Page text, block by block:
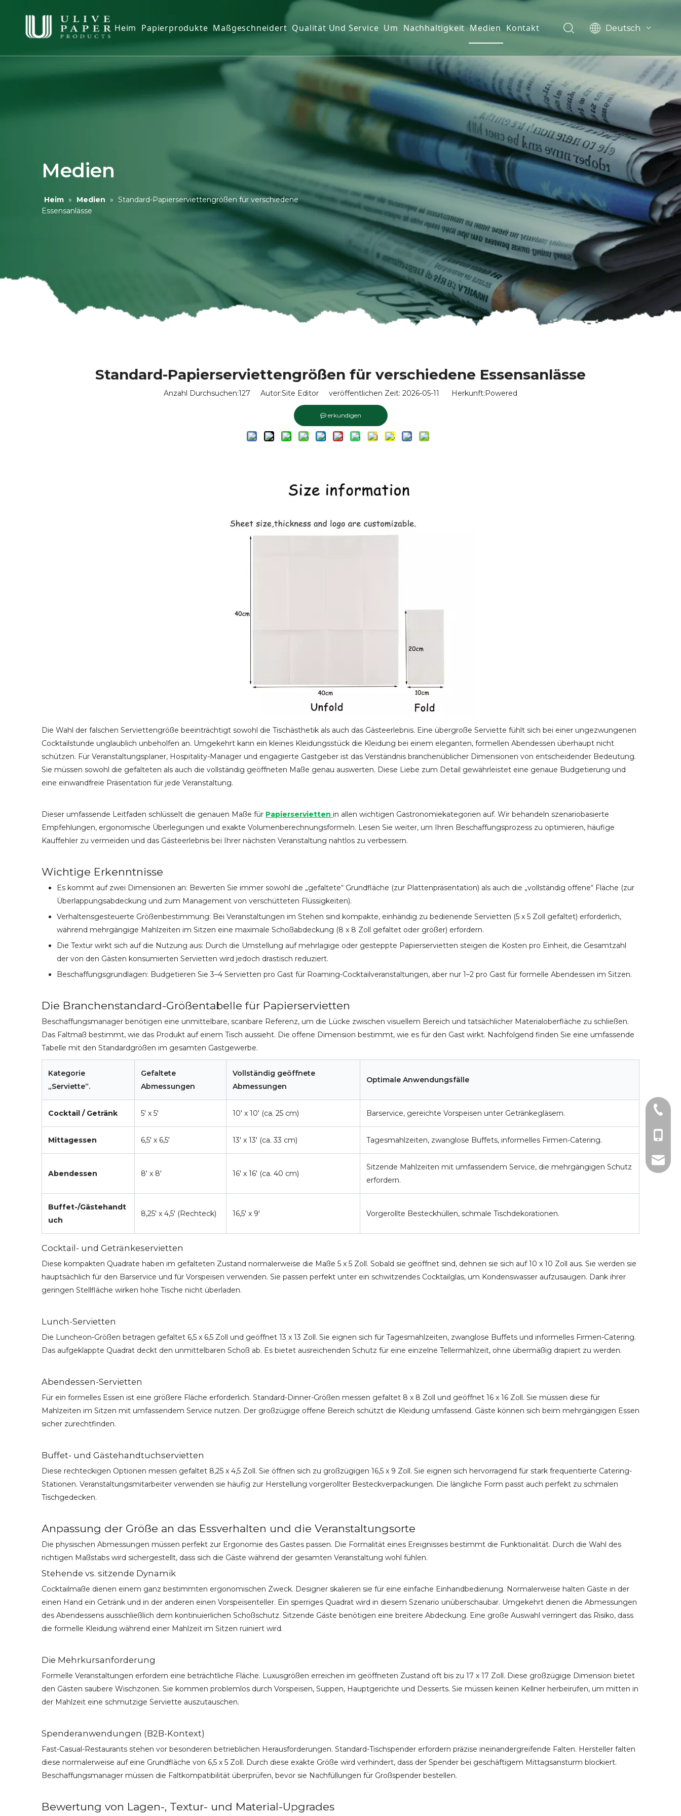
Heim Papierprodukte
Feuchttücher
Maßgeschneidert Qualität Und Service Um Nachhaltigkeit Medien Kontakt
Deutsch
العربية
Pусский
Español
Português
한국어
Filipino
românesc
svenska
Medien
Heim » Medien » Standard-Papierserviettengrößen für verschiedene
Essensanlässe
Standard-Papierserviettengrößen für verschiedene Essensanlässe
Anzahl Durchsuchen:127 Autor:Site Editor veröffentlichen Zeit: 2026-05-11 Herkunft:Powered
erkundigen
Die Wahl der falschen Serviettengröße beeinträchtigt sowohl die Tischästhetik als auch das Gästeerlebnis. Eine übergroße Serviette fühlt sich bei einer ungezwungenen
Cocktailstunde unglaublich unbeholfen an. Umgekehrt kann ein kleines Kleidungsstück die Kleidung bei einem eleganten, formellen Abendessen überhaupt nicht
schützen. Für Veranstaltungsplaner, Hospitality-Manager und engagierte Gastgeber ist das Verständnis branchenüblicher Dimensionen von entscheidender Bedeutung.
Sie müssen sowohl die gefalteten als auch die vollständig geöffneten Maße genau auswerten. Diese Liebe zum Detail gewährleistet eine genaue Budgetierung und
eine einwandfreie Präsentation für jede Veranstaltung.
Dieser umfassende Leitfaden schlüsselt die genauen Maße für Papierservietten in allen wichtigen Gastronomiekategorien auf. Wir behandeln szenariobasierte
Empfehlungen, ergonomische Überlegungen und exakte Volumenberechnungsformeln. Lesen Sie weiter, um Ihren Beschaffungsprozess zu optimieren, häufige
Kauffehler zu vermeiden und das Gästeerlebnis bei Ihrer nächsten Veranstaltung nahtlos zu verbessern.
Wichtige Erkenntnisse
Es kommt auf zwei Dimensionen an: Bewerten Sie immer sowohl die „gefaltete“ Grundfläche (zur Plattenpräsentation) als auch die „vollständig offene“ Fläche (zur
Überlappungsabdeckung und zum Management von verschütteten Flüssigkeiten).
Verhaltensgesteuerte Größenbestimmung: Bei Veranstaltungen im Stehen sind kompakte, einhändig zu bedienende Servietten (5 x 5 Zoll gefaltet) erforderlich,
während mehrgängige Mahlzeiten im Sitzen eine maximale Schoßabdeckung (8 x 8 Zoll gefaltet oder größer) erfordern.
Die Textur wirkt sich auf die Nutzung aus: Durch die Umstellung auf mehrlagige oder gesteppte Papierservietten steigen die Kosten pro Einheit, die Gesamtzahl
der von den Gästen konsumierten Servietten wird jedoch drastisch reduziert.
Beschaffungsgrundlagen: Budgetieren Sie 3–4 Servietten pro Gast für Roaming-Cocktailveranstaltungen, aber nur 1–2 pro Gast für formelle Abendessen im Sitzen.
Die Branchenstandard-Größentabelle für Papierservietten
Beschaffungsmanager benötigen eine unmittelbare, scanbare Referenz, um die Lücke zwischen visuellem Bereich und tatsächlicher Materialoberfläche zu schließen.
Das Faltmaß bestimmt, wie das Produkt auf einem Tisch aussieht. Die offene Dimension bestimmt, wie es für den Gast wirkt. Nachfolgend finden Sie eine umfassende
Tabelle mit den Standardgrößen im gesamten Gastgewerbe.
Kategorie
„Serviette“.
Gefaltete
Abmessungen
Vollständig geöffnete
Abmessungen
Optimale Anwendungsfälle
Cocktail / Getränk 5' x 5' 10' x 10' (ca. 25 cm) Barservice, gereichte Vorspeisen unter Getränkegläsern.
Mittagessen 6,5' x 6,5' 13' x 13' (ca. 33 cm) Tagesmahlzeiten, zwanglose Buffets, informelles Firmen-Catering.
Abendessen 8' x 8' 16' x 16' (ca. 40 cm)
Sitzende Mahlzeiten mit umfassendem Service, die mehrgängigen Schutz
erfordern.
Buffet-/Gästehandt
uch
8,25' x 4,5' (Rechteck) 16,5' x 9' Vorgerollte Besteckhüllen, schmale Tischdekorationen.
Cocktail- und Getränkeservietten
Diese kompakten Quadrate haben im gefalteten Zustand normalerweise die Maße 5 x 5 Zoll. Sobald sie geöffnet sind, dehnen sie sich auf 10 x 10 Zoll aus. Sie werden sie
hauptsächlich für den Barservice und für Vorspeisen verwenden. Sie passen perfekt unter ein schwitzendes Cocktailglas, um Kondenswasser aufzusaugen. Dank ihrer
geringen Stellfläche wirken hohe Tische nicht überladen.
Lunch-Servietten
Die Luncheon-Größen betragen gefaltet 6,5 x 6,5 Zoll und geöffnet 13 x 13 Zoll. Sie eignen sich für Tagesmahlzeiten, zwanglose Buffets und informelles Firmen-Catering.
Das aufgeklappte Quadrat deckt den unmittelbaren Schoß ab. Es bietet ausreichenden Schutz für eine einzelne Tellermahlzeit, ohne übermäßig drapiert zu werden.
Abendessen-Servietten
Für ein formelles Essen ist eine größere Fläche erforderlich. Standard-Dinner-Größen messen gefaltet 8 x 8 Zoll und geöffnet 16 x 16 Zoll. Sie müssen diese für
Mahlzeiten im Sitzen mit umfassendem Service nutzen. Der großzügige offene Bereich schützt die Kleidung umfassend. Gäste können sich beim mehrgängigen Essen
sicher zurechtfinden.
Buffet- und Gästehandtuchservietten
Diese rechteckigen Optionen messen gefaltet 8,25 x 4,5 Zoll. Sie öffnen sich zu großzügigen 16,5 x 9 Zoll. Sie eignen sich hervorragend für stark frequentierte Catering-
Stationen. Veranstaltungsmitarbeiter verwenden sie häufig zur Herstellung vorgerollter Besteckverpackungen. Die längliche Form passt auch perfekt zu schmalen
Tischgedecken.
Anpassung der Größe an das Essverhalten und die Veranstaltungsorte
Die physischen Abmessungen müssen perfekt zur Ergonomie des Gastes passen. Die Formalität eines Ereignisses bestimmt die Funktionalität. Durch die Wahl des
richtigen Maßstabs wird sichergestellt, dass sich die Gäste während der gesamten Veranstaltung wohl fühlen.
Stehende vs. sitzende Dynamik
Cocktailmaße dienen einem ganz bestimmten ergonomischen Zweck. Designer skalieren sie für eine einfache Einhandbedienung. Normalerweise halten Gäste in der
einen Hand ein Getränk und in der anderen einen Vorspeisenteller. Ein sperriges Quadrat wird in diesem Szenario unüberschaubar. Umgekehrt dienen die Abmessungen
des Abendessens ausschließlich dem kontinuierlichen Schoßschutz. Sitzende Gäste benötigen eine breitere Abdeckung. Eine große Auswahl verringert das Risiko, dass
die formelle Kleidung während einer Mahlzeit im Sitzen ruiniert wird.
Die Mehrkursanforderung
Formelle Veranstaltungen erfordern eine beträchtliche Fläche. Luxusgrößen erreichen im geöffneten Zustand oft bis zu 17 x 17 Zoll. Diese großzügige Dimension bietet
den Gästen saubere Wischzonen. Sie kommen problemlos durch Vorspeisen, Suppen, Hauptgerichte und Desserts. Sie müssen keinen Kellner herbeirufen, um mitten in
der Mahlzeit eine schmutzige Serviette auszutauschen.
Spenderanwendungen (B2B-Kontext)
Fast-Casual-Restaurants stehen vor besonderen betrieblichen Herausforderungen. Standard-Tischspender erfordern präzise ineinandergreifende Falten. Hersteller falten
diese normalerweise auf eine Grundfläche von 6,5 x 5 Zoll. Durch diese exakte Größe wird verhindert, dass der Spender bei geschäftigem Mittagsansturm blockiert.
Beschaffungsmanager müssen die Faltkompatibilität überprüfen, bevor sie Nachfüllungen für Großspender bestellen.
Bewertung von Lagen-, Textur- und Material-Upgrades
0086-